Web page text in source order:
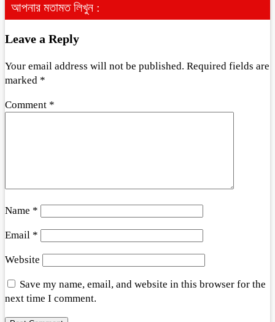
আপনার মতামত লিখুন :
Leave a Reply
Your email address will not be published. Required fields are
marked *
Comment *
Name *
Email *
Website
Save my name, email, and website in this browser for the
next time I comment.